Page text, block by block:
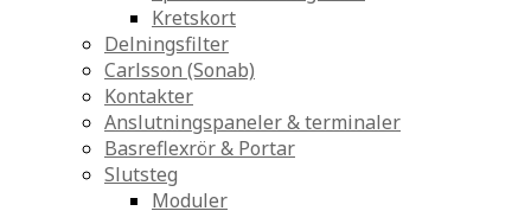
Kretskort
Delningsfilter
Carlsson (Sonab)
Kontakter
Anslutningspaneler & terminaler
Basreflexrör & Portar
Slutsteg
Moduler